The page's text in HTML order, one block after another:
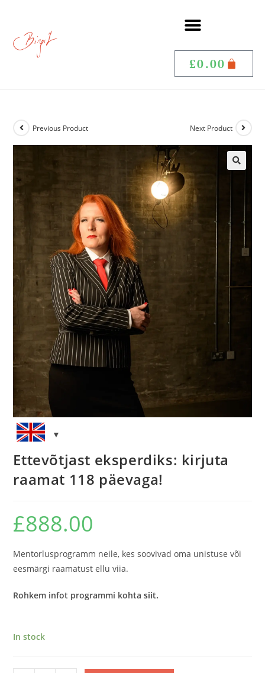
£0.00
Previous Product Next Product
Ettevõtjast eksperdiks: kirjuta
raamat 118 päevaga!
£888.00
Mentorlusprogramm neile, kes soovivad oma unistuse või
eesmärgi raamatust ellu viia.
Rohkem infot programmi kohtasiit.
In stock